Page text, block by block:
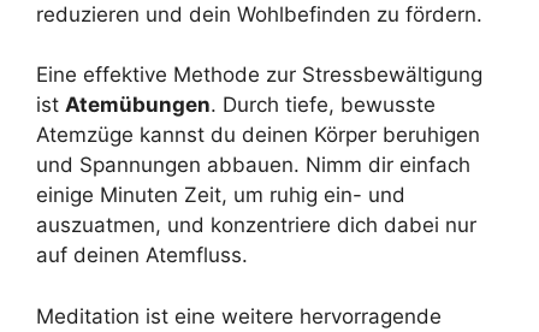
reduzieren und dein Wohlbefinden zu fördern.
Eine effektive Methode zur Stressbewältigung
ist Atemübungen. Durch tiefe, bewusste
Atemzüge kannst du deinen Körper beruhigen
und Spannungen abbauen. Nimm dir einfach
einige Minuten Zeit, um ruhig ein- und
auszuatmen, und konzentriere dich dabei nur
auf deinen Atemfluss.
Meditation ist eine weitere hervorragende